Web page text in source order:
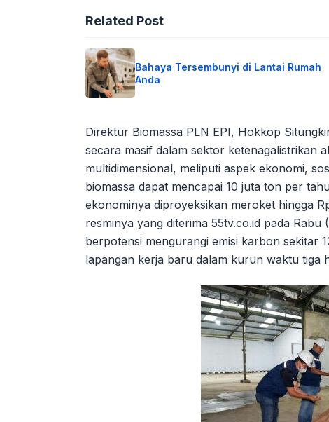
Related Post
Bahaya Tersembunyi di Lantai Rumah
Anda
Direktur Biomassa PLN EPI, Hokkop
secara masif dalam sektor ketenagalistrikan
multidimensional, meliputi aspek ekonomi,
biomassa dapat mencapai 10 juta ton per
ekonominya diproyeksikan meroket hingga
resminya yang diterima 55tv.co.id pada
berpotensi mengurangi emisi karbon sekitar
lapangan kerja baru dalam kurun waktu tiga